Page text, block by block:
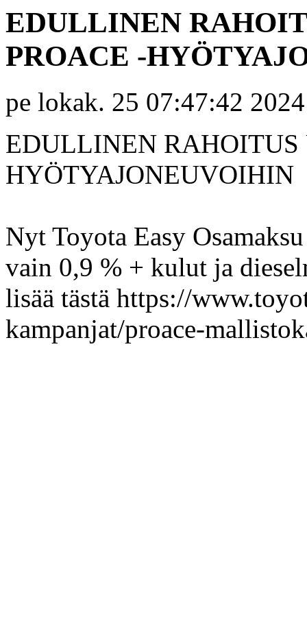
EDULLINEN
PROACE -
pe lokak. 25 07:47:42 2024
EDULLINEN RAHOITUS
HYÖTYAJONEUVOIHIN
Nyt Toyota Easy
vain 0,9 % + kulut ja
lisää tästä https://
kampanjat/proace-